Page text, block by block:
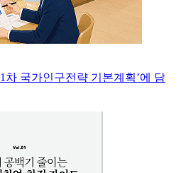
차 국가인구전략 기본계획’에 담